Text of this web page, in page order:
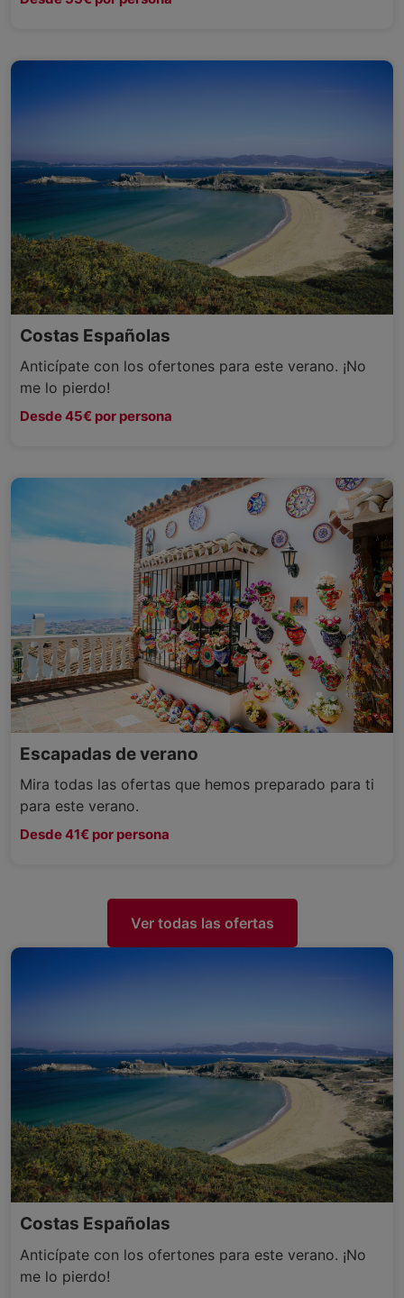
Costas Españolas
Anticípate con los ofertones para este verano. ¡No
me lo pierdo!
Desde 45€ por persona
Escapadas de verano
Mira todas las ofertas que hemos preparado para ti
para este verano.
Desde 41€ por persona
Ver todas las ofertas
Costas Españolas
Anticípate con los ofertones para este verano. ¡No
me lo pierdo!